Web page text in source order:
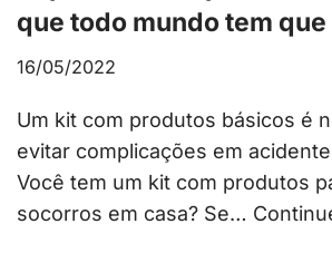
que todo mundo tem
16/05/2022
Um kit com produtos básicos é
evitar complicações em
Você tem um kit com produtos
socorros em casa? Se…